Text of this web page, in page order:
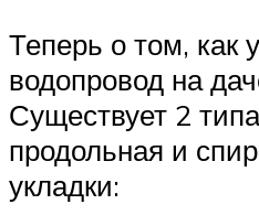
Теперь о том, как
водопровод на
Существует 2
продольная и
укладки: